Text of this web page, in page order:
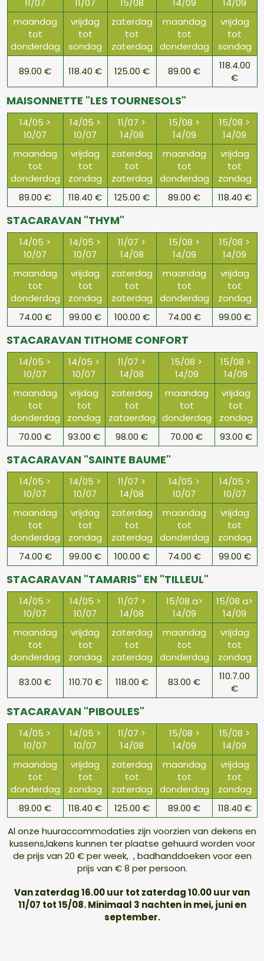
maandag
tot
donderdag
vrijdag
tot
sondag
zaterdag
tot
zaterdag
maandag
tot
donderdag
vrijdag
tot
sondag
89.00 €
118.40 € 125.00 € 89.00 €
118.4.00
€
MAISONNETTE "LES TOURNESOLS"
14/05 >
10/07
14/05 >
10/07
11/07 >
14/08
15/08 >
14/09
15/08 >
14/09
maandag
tot
donderdag
vrijdag
tot
zondag
zaterdag
tot
zaterdag
maandag
tot
donderdag
vrijdag
tot
zondag
89.00 €
118.40 € 125.00 € 89.00 € 118.40 €
STACARAVAN "THYM"
14/05 >
10/07
14/05 >
10/07
11/07 >
14/08
15/08 >
14/09
15/08 >
14/09
maandag
tot
donderdag
vrijdag
tot
zondag
zaterdag
tot
zaterdag
maandag
tot
donderdag
vrijdag
tot
zondag
74.00 €
99.00 € 100.00 € 74.00 € 99.00 €
STACARAVAN TITHOME CONFORT
14/05 >
10/07
14/05 >
10/07
11/07 >
14/08
15/08 >
14/09
15/08 >
14/09
maandag
tot
donderdag
vrijdag
tot
zondag
zaterdag
tot
zataerdag
maandag
tot
donderdag
vrijdag
tot
zondag
70.00 €
93.00 € 98.00 € 70.00 € 93.00 €
STACARAVAN "SAINTE BAUME"
14/05 >
10/07
14/05 >
10/07
11/07 >
14/08
14/05 >
10/07
14/05 >
10/07
maandag
tot
donderdag
vrijdag
tot
zondag
zaterdag
tot
zaterdag
maandag
tot
donderdag
vrijdag
tot
zondag
74.00 €
99.00 € 100.00 € 74.00 € 99.00 €
STACARAVAN "TAMARIS" EN "TILLEUL"
14/05 >
10/07
14/05 >
10/07
11/07 >
14/08
15/08 a>
14/09
15/08 a>
14/09
maandag
tot
donderdag
vrijdag
tot
zondag
zaterdag
tot
zaterdag
maandag
tot
donderdag
vrijdag
tot
zondag
83.00 €
110.70 € 118.00 € 83.00 €
110.7.00
€
STACARAVAN "PIBOULES"
14/05 >
10/07
14/05 >
10/07
11/07 >
14/08
15/08 >
14/09
15/08 >
14/09
maandag
tot
donderdag
vrijdag
tot
zondag
zaterdag
tot
zaterdag
maandag
tot
donderdag
vrijdag
tot
zondag
89.00 €
118.40 € 125.00 € 89.00 €
118.40 €
Al onze huuraccommodaties zijn voorzien van dekens en
kussens,lakens kunnen ter plaatse gehuurd worden voor
de prijs van 20 € per week, , badhanddoeken voor een
prijs van € 8 per persoon.
Van zaterdag 16.00 uur tot zaterdag 10.00 uur van
11/07 tot 15/08. Minimaal 3 nachten in mei, juni en
september.